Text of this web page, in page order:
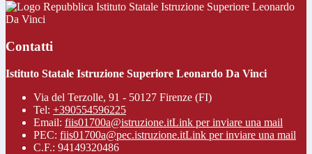
Istituto Statale Istruzione Superiore Leonardo
Da Vinci
Contatti
Istituto Statale Istruzione Superiore Leonardo Da Vinci
Via del Terzolle, 91 - 50127 Firenze (FI)
Tel: +390554596225
Email: fiis01700a@istruzione.itLink per inviare una mail
PEC: fiis01700a@pec.istruzione.itLink per inviare una mail
C.F.: 94149320486